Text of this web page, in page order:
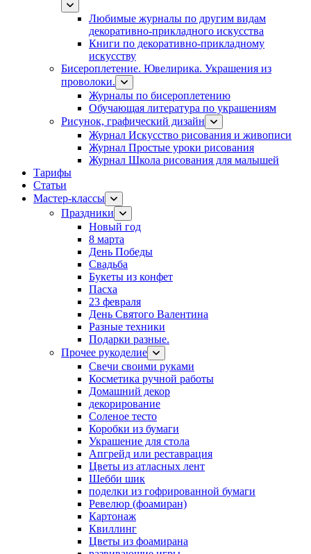
Любимые журналы по другим видам
декоративно-прикладного искусства
Книги по декоративно-прикладному
искусству
Бисероплетение. Ювелирика. Украшения из
проволоки.
Журналы по бисероплетению
Обучающая литература по украшениям
Рисунок, графический дизайн
Журнал Искусство рисования и живописи
Журнал Простые уроки рисования
Журнал Школа рисования для малышей
Тарифы
Статьи
Мастер-классы
Праздники
Новый год
8 марта
День Победы
Свадьба
Букеты из конфет
Пасха
23 февраля
День Святого Валентина
Разные техники
Подарки разные.
Прочее рукоделие
Свечи своими руками
Косметика ручной работы
Домашний декор
декорирование
Соленое тесто
Коробки из бумаги
Украшение для стола
Апгрейд или реставрация
Цветы из атласных лент
Шебби шик
поделки из гофрированной бумаги
Ревелюр (фоамиран)
Картонаж
Квиллинг
Цветы из фоамирана